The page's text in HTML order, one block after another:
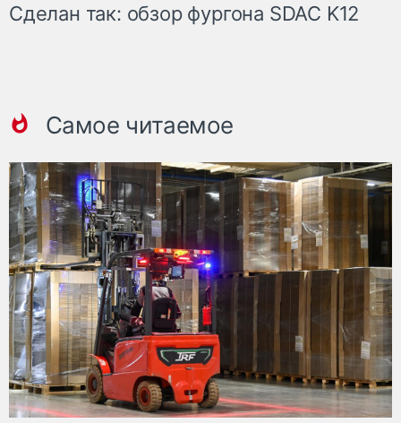
Сделан так: обзор фургона SDAC K12
Самое читаемое